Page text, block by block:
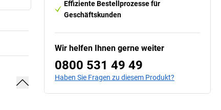
Effiziente Bestellprozesse für
Geschäftskunden
Wir helfen Ihnen gerne weiter
0800 531 49 49
Haben Sie Fragen zu diesem Produkt?